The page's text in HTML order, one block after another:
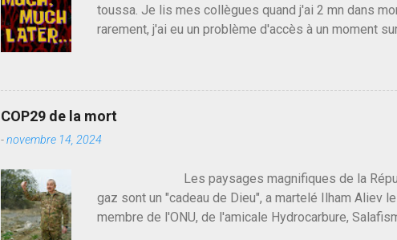
toussa. Je lis mes collègues quand j'ai 2 mn dans
rarement, j'ai eu un problème d'accès à un moment
pouvoir, Vlad Poutine qui a déclaré la guerre à
Couilles Un, Les islamistes de la religion de paix et
demandait pas plus sont un tantinet excessif .
vouloir, quand un attentat touche ton pays avec 1700
COP29 de la mort
-novembre 14, 2024
Les paysages magnifiques de la
gaz sont un "cadeau de Dieu", a martelé Ilham Aliev
membre de l'ONU, de l'amicale Hydrocarbure,